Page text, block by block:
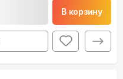
В корзину